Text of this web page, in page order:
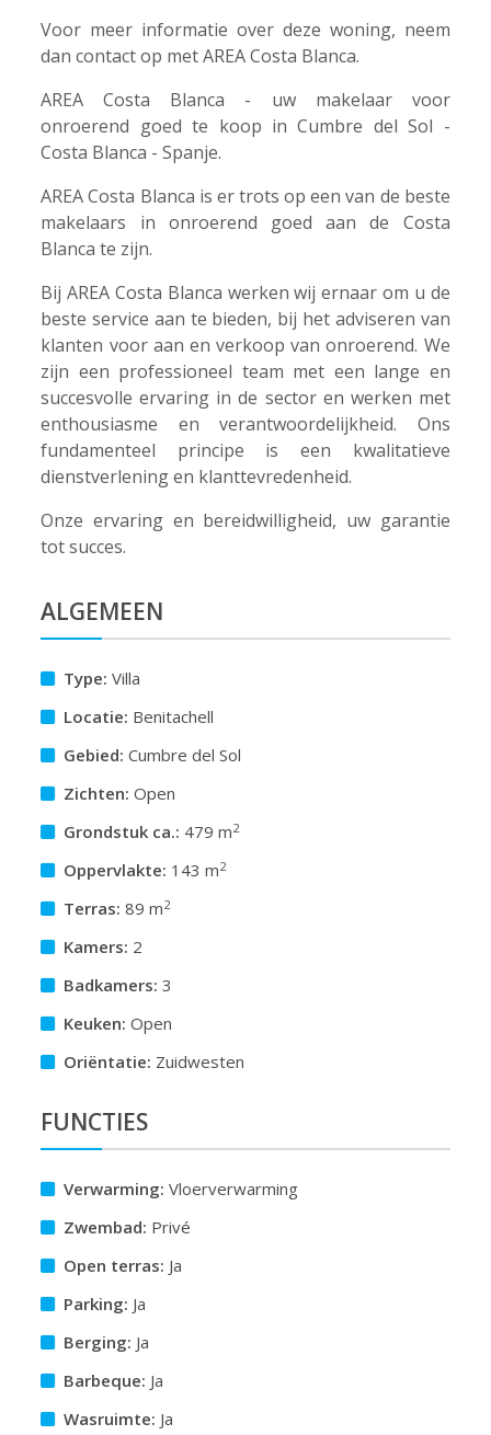
Voor meer informatie over deze woning, neem
dan contact op met AREA Costa Blanca.
AREA Costa Blanca - uw makelaar voor
onroerend goed te koop in Cumbre del Sol -
Costa Blanca - Spanje.
AREA Costa Blanca is er trots op een van de beste
makelaars in onroerend goed aan de Costa
Blanca te zijn.
Bij AREA Costa Blanca werken wij ernaar om u de
beste service aan te bieden, bij het adviseren van
klanten voor aan en verkoop van onroerend. We
zijn een professioneel team met een lange en
succesvolle ervaring in de sector en werken met
enthousiasme en verantwoordelijkheid. Ons
fundamenteel principe is een kwalitatieve
dienstverlening en klanttevredenheid.
Onze ervaring en bereidwilligheid, uw garantie
tot succes.
ALGEMEEN
Type: Villa
Locatie: Benitachell
Gebied: Cumbre del Sol
Zichten: Open
Grondstuk ca.: 479 m2
Oppervlakte: 143 m2
Terras: 89 m2
Kamers: 2
Badkamers: 3
Keuken: Open
Oriëntatie: Zuidwesten
FUNCTIES
Verwarming: Vloerverwarming
Zwembad: Privé
Open terras: Ja
Parking: Ja
Berging: Ja
Barbeque: Ja
Wasruimte: Ja